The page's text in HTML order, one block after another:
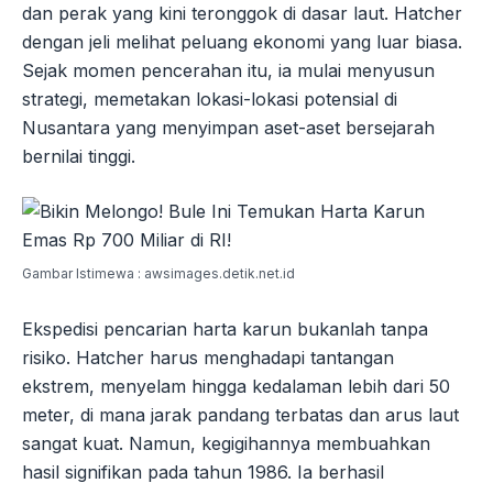
dan perak yang kini teronggok di dasar laut. Hatcher
dengan jeli melihat peluang ekonomi yang luar biasa.
Sejak momen pencerahan itu, ia mulai menyusun
strategi, memetakan lokasi-lokasi potensial di
Nusantara yang menyimpan aset-aset bersejarah
bernilai tinggi.
Gambar Istimewa : awsimages.detik.net.id
Ekspedisi pencarian harta karun bukanlah tanpa
risiko. Hatcher harus menghadapi tantangan
ekstrem, menyelam hingga kedalaman lebih dari 50
meter, di mana jarak pandang terbatas dan arus laut
sangat kuat. Namun, kegigihannya membuahkan
hasil signifikan pada tahun 1986. Ia berhasil